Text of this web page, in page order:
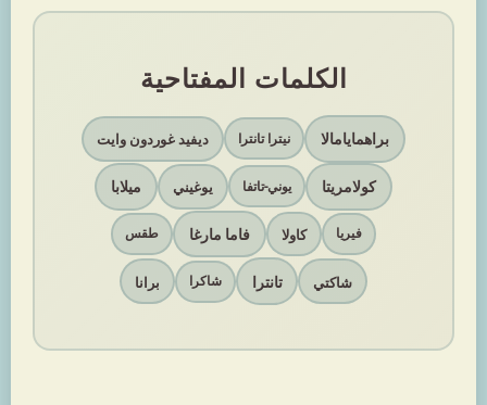
الكلمات المفتاحية
براهمايامالا نيترا تانترا ديفيد غوردون وايت
كولامريتا يوني-تاتفا يوغيني ميلابا
فيريا كاولا فاما مارغا طقس
شاكتي تانترا شاكرا برانا